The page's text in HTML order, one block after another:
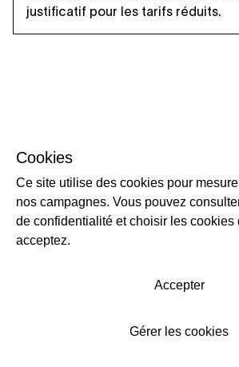
Cookies
Ce site utilise des cookies pour
nos campagnes. Vous pouvez
de confidentialité et choisir les cookies
acceptez.
Accepter
Gérer les cookies
justificatif pour les tarifs réduits.